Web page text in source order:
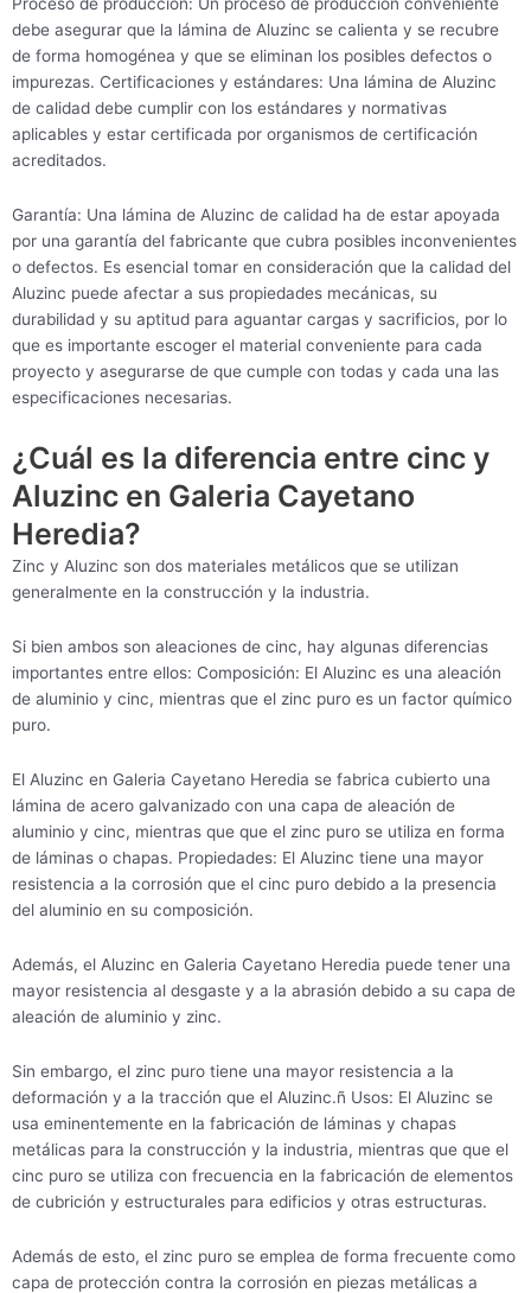
Proceso de producción: Un proceso de producción conveniente
debe asegurar que la lámina de Aluzinc se calienta y se recubre
de forma homogénea y que se eliminan los posibles defectos o
impurezas. Certificaciones y estándares: Una lámina de Aluzinc
de calidad debe cumplir con los estándares y normativas
aplicables y estar certificada por organismos de certificación
acreditados.
Garantía: Una lámina de Aluzinc de calidad ha de estar apoyada
por una garantía del fabricante que cubra posibles inconvenientes
o defectos. Es esencial tomar en consideración que la calidad del
Aluzinc puede afectar a sus propiedades mecánicas, su
durabilidad y su aptitud para aguantar cargas y sacrificios, por lo
que es importante escoger el material conveniente para cada
proyecto y asegurarse de que cumple con todas y cada una las
especificaciones necesarias.
¿Cuál es la diferencia entre cinc y
Aluzinc en Galeria Cayetano
Heredia?
Zinc y Aluzinc son dos materiales metálicos que se utilizan
generalmente en la construcción y la industria.
Si bien ambos son aleaciones de cinc, hay algunas diferencias
importantes entre ellos: Composición: El Aluzinc es una aleación
de aluminio y cinc, mientras que el zinc puro es un factor químico
puro.
El Aluzinc en Galeria Cayetano Heredia se fabrica cubierto una
lámina de acero galvanizado con una capa de aleación de
aluminio y cinc, mientras que que el zinc puro se utiliza en forma
de láminas o chapas. Propiedades: El Aluzinc tiene una mayor
resistencia a la corrosión que el cinc puro debido a la presencia
del aluminio en su composición.
Además, el Aluzinc en Galeria Cayetano Heredia puede tener una
mayor resistencia al desgaste y a la abrasión debido a su capa de
aleación de aluminio y zinc.
Sin embargo, el zinc puro tiene una mayor resistencia a la
deformación y a la tracción que el Aluzinc.ñ Usos: El Aluzinc se
usa eminentemente en la fabricación de láminas y chapas
metálicas para la construcción y la industria, mientras que que el
cinc puro se utiliza con frecuencia en la fabricación de elementos
de cubrición y estructurales para edificios y otras estructuras.
Además de esto, el zinc puro se emplea de forma frecuente como
capa de protección contra la corrosión en piezas metálicas a